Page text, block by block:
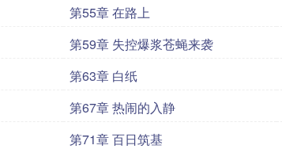
第55章 在路上
第59章 失控爆浆苍蝇来袭
第63章 白纸
第67章 热闹的入静
第71章 百日筑基